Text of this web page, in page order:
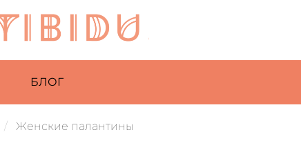
БЛОГ
Женские палантины